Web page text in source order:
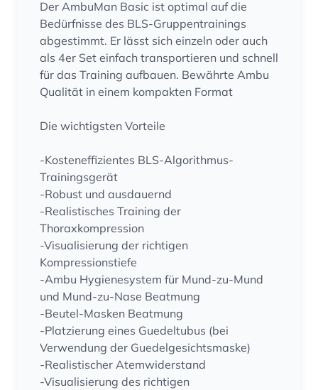
Der AmbuMan Basic ist optimal auf die
Bedürfnisse des BLS-Gruppentrainings
abgestimmt. Er lässt sich einzeln oder auch
als 4er Set einfach transportieren und schnell
für das Training aufbauen. Bewährte Ambu
Qualität in einem kompakten Format
Die wichtigsten Vorteile
-Kosteneffizientes BLS-Algorithmus-
Trainingsgerät
-Robust und ausdauernd
-Realistisches Training der
Thoraxkompression
-Visualisierung der richtigen
Kompressionstiefe
-Ambu Hygienesystem für Mund-zu-Mund
und Mund-zu-Nase Beatmung
-Beutel-Masken Beatmung
-Platzierung eines Guedeltubus (bei
Verwendung der Guedelgesichtsmaske)
-Realistischer Atemwiderstand
-Visualisierung des richtigen